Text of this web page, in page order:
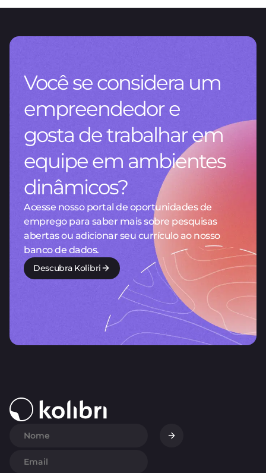
Você se considera um
empreendedor e
gosta de trabalhar em
equipe em ambientes
dinâmicos?
Acesse nosso portal de oportunidades de
emprego para saber mais sobre pesquisas
abertas ou adicionar seu currículo ao nosso
banco de dados.
Descubra Kolibri